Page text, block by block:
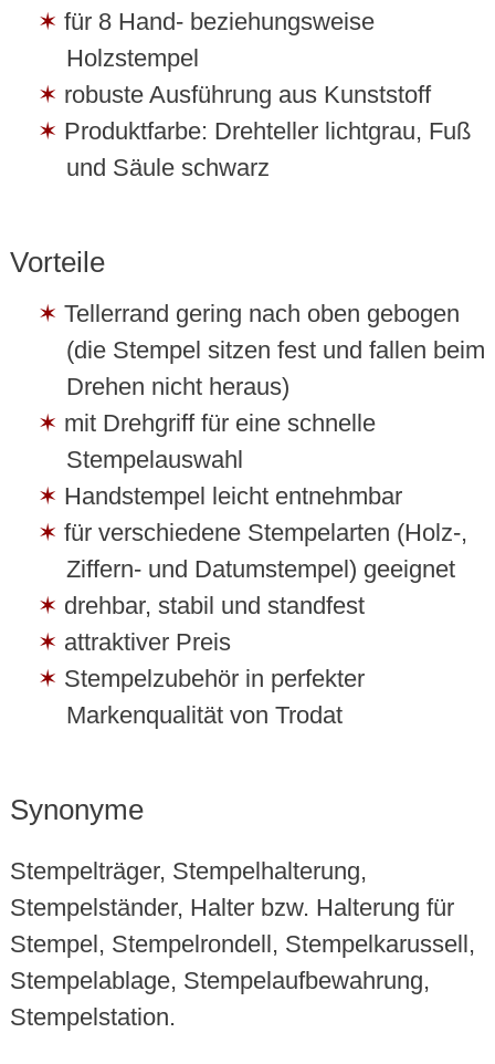
für 8 Hand- beziehungsweise
Holzstempel
robuste Ausführung aus Kunststoff
Produktfarbe: Drehteller lichtgrau, Fuß
und Säule schwarz
Vorteile
Tellerrand gering nach oben gebogen
(die Stempel sitzen fest und fallen beim
Drehen nicht heraus)
mit Drehgriff für eine schnelle
Stempelauswahl
Handstempel leicht entnehmbar
für verschiedene Stempelarten (Holz-,
Ziffern- und Datumstempel) geeignet
drehbar, stabil und standfest
attraktiver Preis
Stempelzubehör in perfekter
Markenqualität von Trodat
Synonyme
Stempelträger, Stempelhalterung,
Stempelständer, Halter bzw. Halterung für
Stempel, Stempelrondell, Stempelkarussell,
Stempelablage, Stempelaufbewahrung,
Stempelstation.